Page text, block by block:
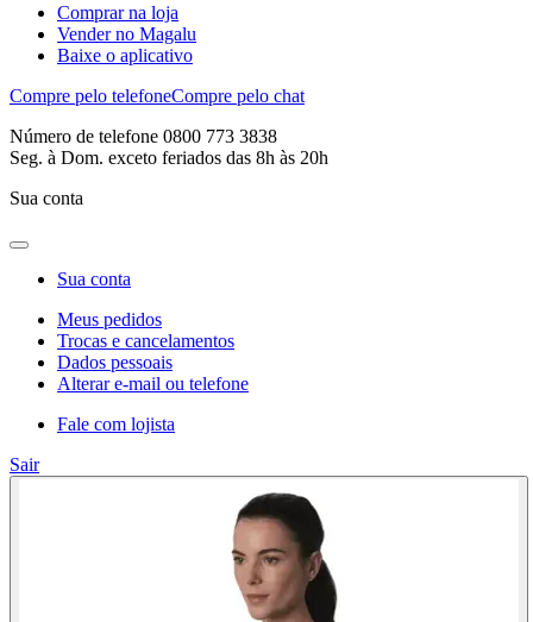
Comprar na loja
Vender no Magalu
Baixe o aplicativo
Compre pelo telefoneCompre pelo chat
Número de telefone 0800 773 3838
Seg. à Dom. exceto feriados das 8h às 20h
Sua conta
Sua conta
Meus pedidos
Trocas e cancelamentos
Dados pessoais
Alterar e-mail ou telefone
Fale com lojista
Sair